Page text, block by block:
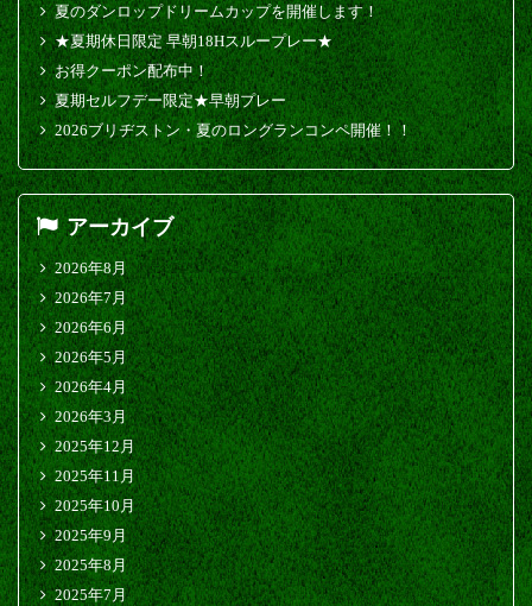
夏のダンロップドリームカップを開催します！
★夏期休日限定 早朝18Hスループレー★
お得クーポン配布中！
夏期セルフデー限定★早朝プレー
2026ブリヂストン・夏のロングランコンペ開催！！
アーカイブ
2026年8月
2026年7月
2026年6月
2026年5月
2026年4月
2026年3月
2025年12月
2025年11月
2025年10月
2025年9月
2025年8月
2025年7月